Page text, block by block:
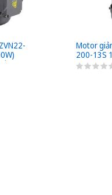
Mặt
Motor
200-13S
0,2kW -
bích 3